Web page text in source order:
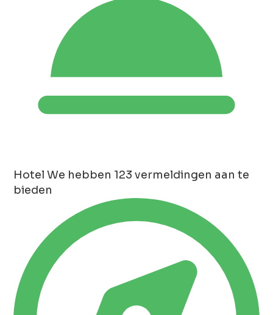
Hotel We hebben 123 vermeldingen aan te
bieden